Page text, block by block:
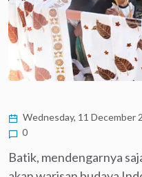
Wednesday, 11 December
0
Batik, mendengarnya